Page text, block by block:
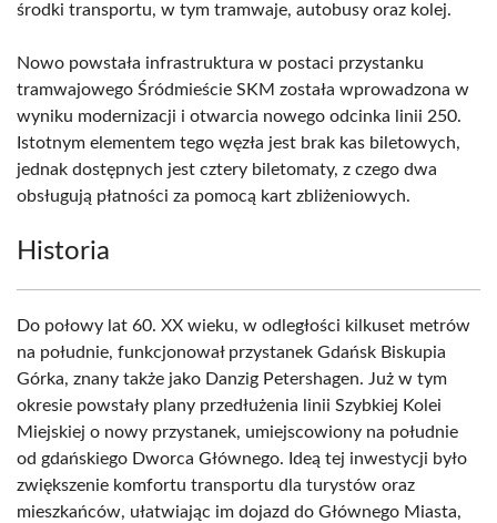
środki transportu, w tym tramwaje, autobusy oraz kolej.
Nowo powstała infrastruktura w postaci przystanku
tramwajowego Śródmieście SKM została wprowadzona w
wyniku modernizacji i otwarcia nowego odcinka linii 250.
Istotnym elementem tego węzła jest brak kas biletowych,
jednak dostępnych jest cztery biletomaty, z czego dwa
obsługują płatności za pomocą kart zbliżeniowych.
Historia
Do połowy lat 60. XX wieku, w odległości kilkuset metrów
na południe, funkcjonował przystanek Gdańsk Biskupia
Górka, znany także jako Danzig Petershagen. Już w tym
okresie powstały plany przedłużenia linii Szybkiej Kolei
Miejskiej o nowy przystanek, umiejscowiony na południe
od gdańskiego Dworca Głównego. Ideą tej inwestycji było
zwiększenie komfortu transportu dla turystów oraz
mieszkańców, ułatwiając im dojazd do Głównego Miasta,